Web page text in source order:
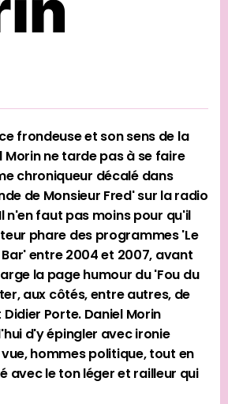
frondeuse et son sens de la
Morin ne tarde pas à se faire
chroniqueur décalé dans
de Monsieur Fred' sur la radio
Il n'en faut pas moins pour qu'il
phare des programmes 'Le
entre 2004 et 2007, avant
la page humour du 'Fou du
aux côtés, entre autres, de
Porte. Daniel Morin
d'y épingler avec ironie
hommes politique, tout en
avec le ton léger et railleur qui